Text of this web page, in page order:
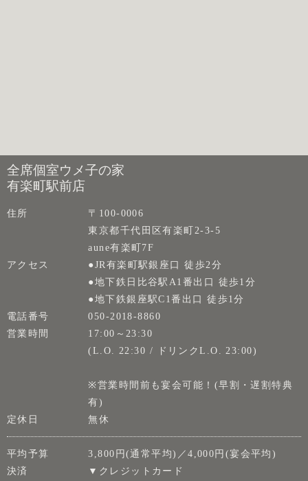
全席個室ウメ子の家
有楽町駅前店
住所
〒100-0006
東京都千代田区有楽町2-3-5
aune有楽町7F
アクセス
●JR有楽町駅銀座口 徒歩2分
●地下鉄日比谷駅A1番出口 徒歩1分
●地下鉄銀座駅C1番出口 徒歩1分
電話番号
050-2018-8860
営業時間
17:00～23:30
(L.O. 22:30 / ドリンクL.O. 23:00)
※営業時間前も宴会可能！(早割・遅割特典
有)
定休日
無休
平均予算
3,800円(通常平均)／4,000円(宴会平均)
決済
▼クレジットカード